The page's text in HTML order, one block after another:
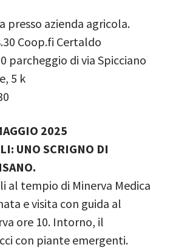
presso azienda agricola.
Coop.fi Certaldo
parcheggio di via Spicciano
5 k
2025
UNO SCRIGNO DI
al tempio di Minerva Medica
e visita con guida al
ore 10. Intorno, il
con piante emergenti.